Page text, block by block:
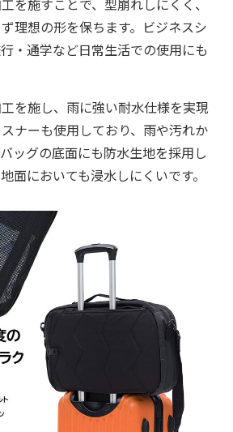
を施すことで、型崩れしにくく、
理想の形を保ちます。ビジネスシ
・通学など日常生活での使用にも
を施し、雨に強い耐水仕様を実現
ナーも使用しており、雨や汚れか
ッグの底面にも防水生地を採用し
面においても浸水しにくいです。